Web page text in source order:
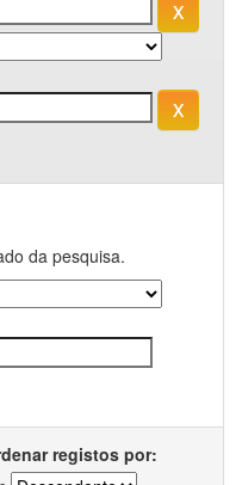
da pesquisa.
registos por: